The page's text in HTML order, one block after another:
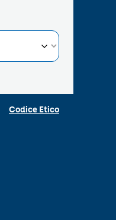
Codice Etico